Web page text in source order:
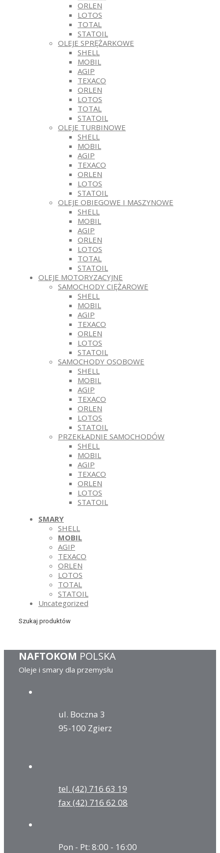
ORLEN
LOTOS
TOTAL
STATOIL
OLEJE SPRĘŻARKOWE
SHELL
MOBIL
AGIP
TEXACO
ORLEN
LOTOS
TOTAL
STATOIL
OLEJE TURBINOWE
SHELL
MOBIL
AGIP
TEXACO
ORLEN
LOTOS
STATOIL
OLEJE OBIEGOWE I MASZYNOWE
SHELL
MOBIL
AGIP
ORLEN
LOTOS
TOTAL
STATOIL
OLEJE MOTORYZACYJNE
SAMOCHODY CIĘŻAROWE
SHELL
MOBIL
AGIP
TEXACO
ORLEN
LOTOS
STATOIL
SAMOCHODY OSOBOWE
SHELL
MOBIL
AGIP
TEXACO
ORLEN
LOTOS
STATOIL
PRZEKŁADNIE SAMOCHODÓW
SHELL
MOBIL
AGIP
TEXACO
ORLEN
LOTOS
STATOIL
SMARY
SHELL
MOBIL
AGIP
TEXACO
ORLEN
LOTOS
TOTAL
STATOIL
Uncategorized
Szukaj produktów
NAFTOKOM POLSKA
Oleje i smary dla przemysłu
ul. Boczna 3
95-100 Zgierz
tel. (42) 716 63 19
fax (42) 716 62 08
Pon - Pt: 8:00 - 16:00